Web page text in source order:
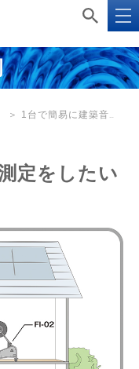
1台で簡易に建築音響測定をしたい
定をしたい